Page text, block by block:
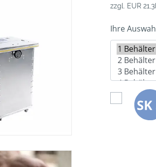
zzgl. EUR
Ihre